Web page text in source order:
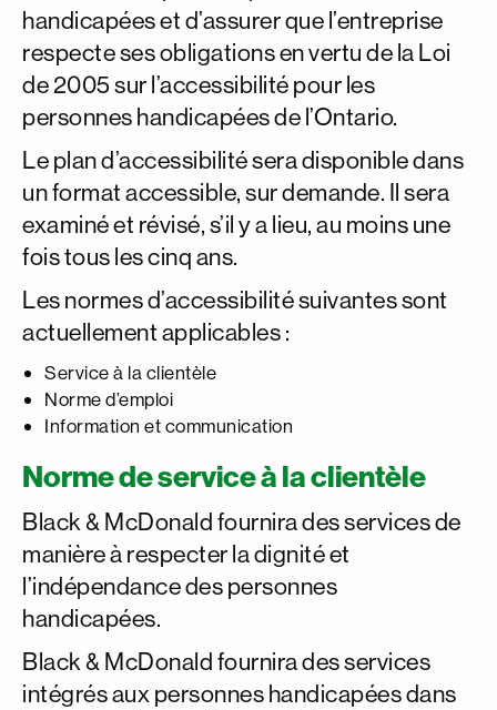
handicapées et d’assurer que l’entreprise
respecte ses obligations en vertu de la Loi
de 2005 sur l’accessibilité pour les
personnes handicapées de l’Ontario.
Le plan d’accessibilité sera disponible dans
un format accessible, sur demande. Il sera
examiné et révisé, s’il y a lieu, au moins une
fois tous les cinq ans.
Les normes d’accessibilité suivantes sont
actuellement applicables :
Service à la clientèle
Norme d’emploi
Information et communication
Norme de service à la clientèle
Black & McDonald fournira des services de
manière à respecter la dignité et
l’indépendance des personnes
handicapées.
Black & McDonald fournira des services
intégrés aux personnes handicapées dans